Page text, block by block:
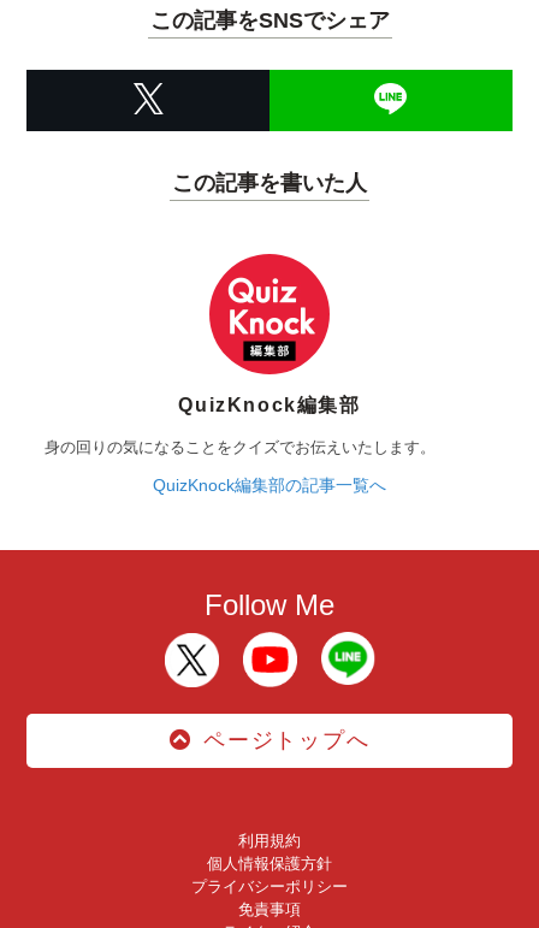
この記事をSNSでシェア
この記事を書いた人
QuizKnock編集部
身の回りの気になることをクイズでお伝えいたします。
QuizKnock編集部の記事一覧へ
Follow Me
ページトップへ
利用規約
個人情報保護方針
プライバシーポリシー
免責事項